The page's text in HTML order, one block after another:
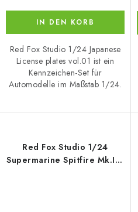
IN DEN KORB
Red Fox Studio 1/24 Japanese
License plates vol.01 ist ein
Kennzeichen-Set für
Automodelle im Maßstab 1/24.
Red Fox Studio 1/24
Supermarine Spitfire Mk.Ixc